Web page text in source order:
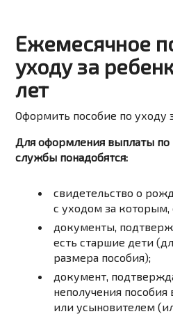
Ежемесячное
уходу за
лет
Оформить пособие по уходу
Для оформления выплаты по
службы понадобятся:
свидетельствоо
суходомза которым,
документы,
естьстаршие дети
размера пособия);
документ,
неполучения пособия
илиусыновителем